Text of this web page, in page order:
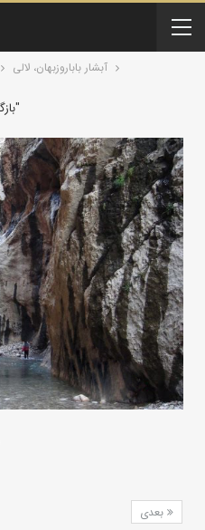
آبشار باباروزبهان، لالی
بازگشت به "آبشار باباروزبهان، لالی"